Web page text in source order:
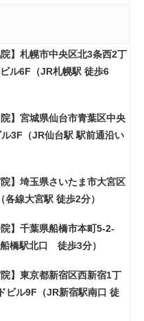
】札幌市中央区北3条西2丁
ル6F（JR札幌駅 徒歩6
】宮城県仙台市青葉区中央
3F（JR仙台駅 駅前通沿い
】埼玉県さいたま市大宮区
線大宮駅 徒歩2分）
】千葉県船橋市本町5-2-
橋駅北口 徒歩3分）
】東京都新宿区西新宿1丁
ビル9F（JR新宿駅南口 徒